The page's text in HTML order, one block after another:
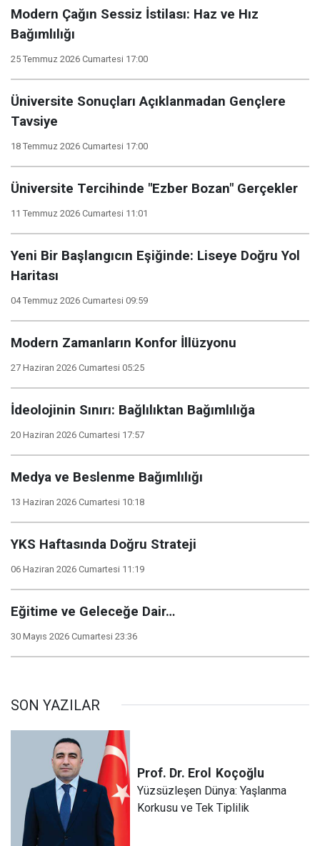
Modern Çağın Sessiz İstilası: Haz ve Hız
Bağımlılığı
25 Temmuz 2026 Cumartesi 17:00
Üniversite Sonuçları Açıklanmadan Gençlere
Tavsiye
18 Temmuz 2026 Cumartesi 17:00
Üniversite Tercihinde "Ezber Bozan" Gerçekler
11 Temmuz 2026 Cumartesi 11:01
Yeni Bir Başlangıcın Eşiğinde: Liseye Doğru Yol
Haritası
04 Temmuz 2026 Cumartesi 09:59
Modern Zamanların Konfor İllüzyonu
27 Haziran 2026 Cumartesi 05:25
İdeolojinin Sınırı: Bağlılıktan Bağımlılığa
20 Haziran 2026 Cumartesi 17:57
Medya ve Beslenme Bağımlılığı
13 Haziran 2026 Cumartesi 10:18
YKS Haftasında Doğru Strateji
06 Haziran 2026 Cumartesi 11:19
Eğitime ve Geleceğe Dair…
30 Mayıs 2026 Cumartesi 23:36
SON YAZILAR
Prof. Dr. Erol Koçoğlu
Yüzsüzleşen Dünya: Yaşlanma
Korkusu ve Tek Tiplilik